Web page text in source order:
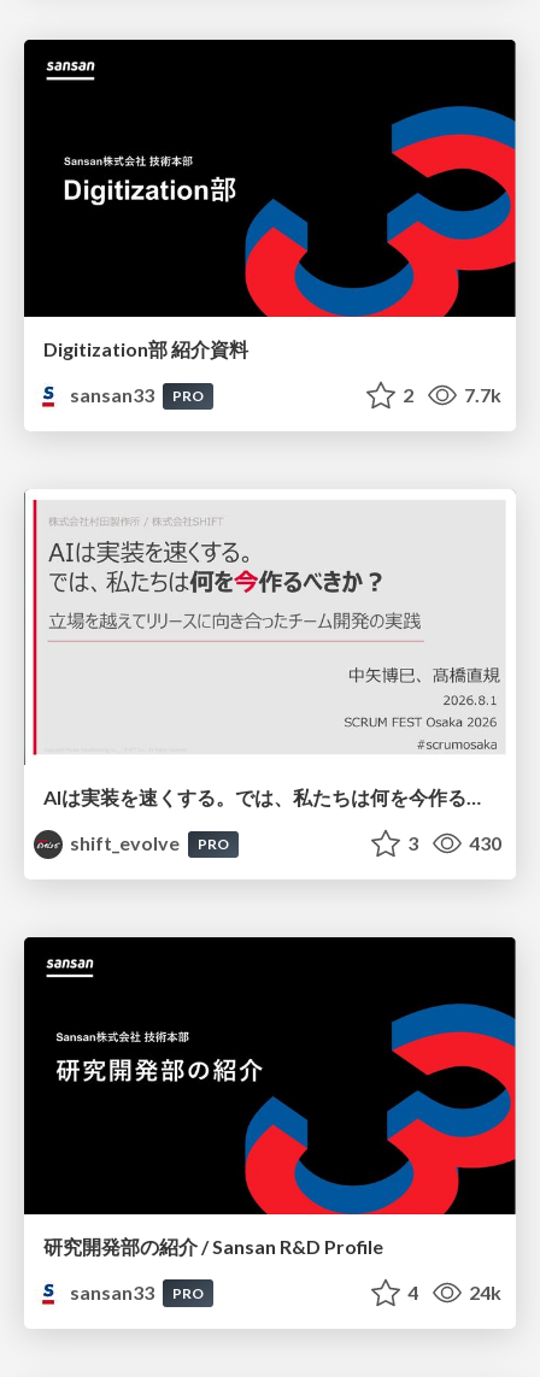
Digitization部 紹介資料
sansan33
PRO 2 7.7k
AIは実装を速くする。では、私たちは何を今作るべきか？－立場を越えてリリースに向き合ったチーム開発の実践 / 20260801 Hiromi Nakaya and Naoki Takahashi
shift_evolve
PRO 3 430
研究開発部の紹介 / Sansan R&D Profile
sansan33
PRO 4 24k